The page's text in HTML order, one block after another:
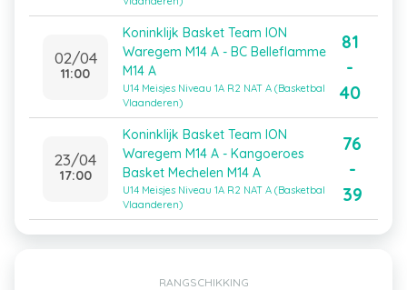
02/04
11:00
Koninklijk Basket Team ION
Waregem M14 A - BC Belleflamme
M14 A
U14 Meisjes Niveau 1A R2 NAT A (Basketbal
Vlaanderen)
81
-
40
23/04
17:00
Koninklijk Basket Team ION
Waregem M14 A - Kangoeroes
Basket Mechelen M14 A
U14 Meisjes Niveau 1A R2 NAT A (Basketbal
Vlaanderen)
76
-
39
RANGSCHIKKING